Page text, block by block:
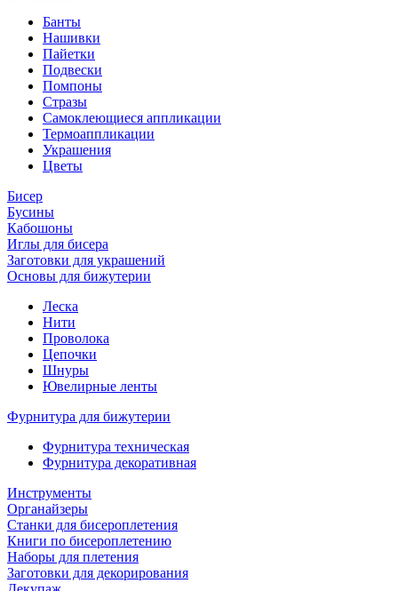
Банты
Нашивки
Пайетки
Подвески
Помпоны
Стразы
Самоклеющиеся аппликации
Термоаппликации
Украшения
Цветы
Бисер
Бусины
Кабошоны
Иглы для бисера
Заготовки для украшений
Основы для бижутерии
Леска
Нити
Проволока
Цепочки
Шнуры
Ювелирные ленты
Фурнитура для бижутерии
Фурнитура техническая
Фурнитура декоративная
Инструменты
Органайзеры
Станки для бисероплетения
Книги по бисероплетению
Наборы для плетения
Заготовки для декорирования